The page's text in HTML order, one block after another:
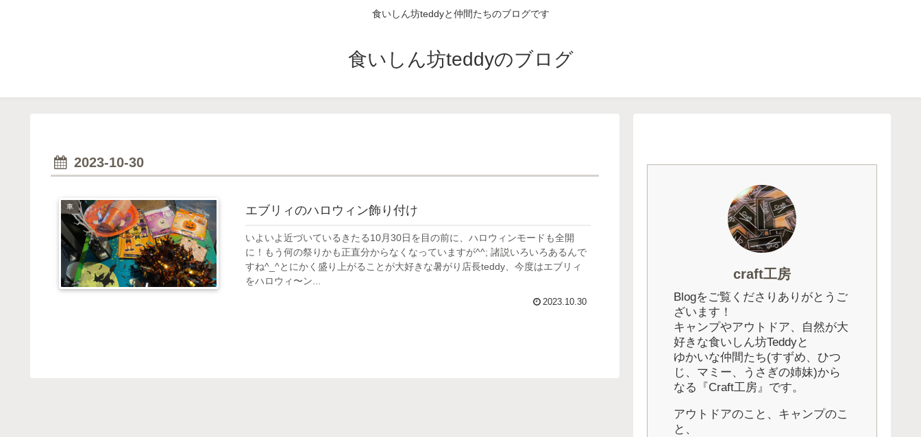
食いしん坊teddyと仲間たちのブログです
食いしん坊teddyのブログ
2023-10-30
車 エブリィのハロウィン飾り付け
いよいよ近づいているきたる10月30日を目の前に、ハロウィンモードも全開
に！もう何の祭りかも正直分からなくなっていますが^^; 諸説いろいろあるんで
すね^_^とにかく盛り上がることが大好きな暑がり店長teddy、今度はエブリィ
をハロウィ〜ン...
2023.10.30
craft工房
Blogをご覧くださりありがとうご
ざいます！
キャンプやアウトドア、自然が大
好きな食いしん坊Teddyと
ゆかいな仲間たち(すずめ、ひつ
じ、マミー、うさぎの姉妹)から
なる『Craft工房』です。
アウトドアのこと、キャンプのこ
と、